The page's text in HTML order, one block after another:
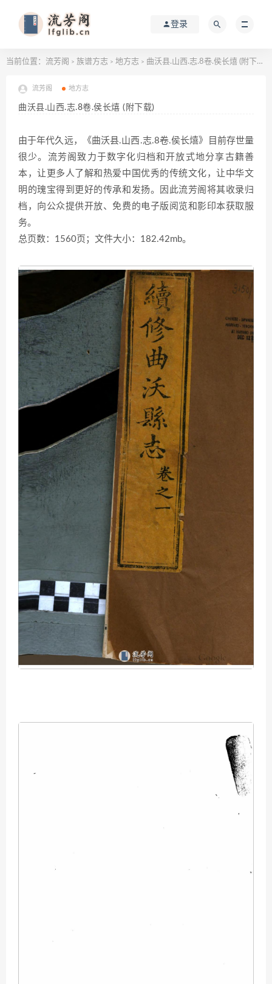
登录
当前位置： 流芳阁 > 族谱方志 > 地方志 > 曲沃县.山西.志.8卷.侯长熺 (附下载)
流芳阁 地方志
曲沃县.山西.志.8卷.侯长熺 (附下载)
由于年代久远，《曲沃县.山西.志.8卷.侯长熺》目前存世量
很少。流芳阁致力于数字化归档和开放式地分享古籍善
本，让更多人了解和热爱中国优秀的传统文化，让中华文
明的瑰宝得到更好的传承和发扬。因此流芳阁将其收录归
档，向公众提供开放、免费的电子版阅览和影印本获取服
务。
总页数：1560页；文件大小：182.42mb。